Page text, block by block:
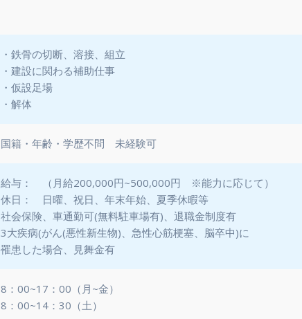
・鉄骨の切断、溶接、組立
・建設に関わる補助仕事
・仮設足場
・解体
国籍・年齢・学歴不問 未経験可
給与： （月給200,000円~500,000円 ※能力に応じて）
休日： 日曜、祝日、年末年始、夏季休暇等
社会保険、車通勤可(無料駐車場有)、退職金制度有
3大疾病(がん(悪性新生物)、急性心筋梗塞、脳卒中)に
罹患した場合、見舞金有
8：00~17：00（月~金）
8：00~14：30（土）